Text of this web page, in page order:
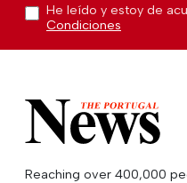
He leído y estoy de
Condiciones
Reaching over 400,000